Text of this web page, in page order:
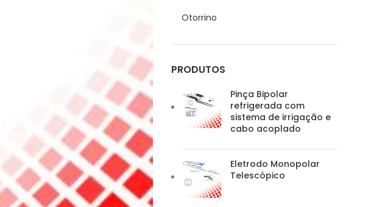
Otorrino
PRODUTOS
Pinça Bipolar
refrigerada com
sistema de irrigação e
cabo acoplado
Eletrodo Monopolar
Telescópico